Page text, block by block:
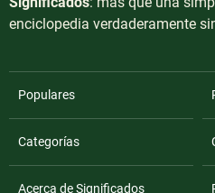
enciclopedia verdaderamente
Populares
Categorías
Acerca de Significados